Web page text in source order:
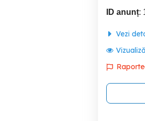
ID anunț:
Vezi